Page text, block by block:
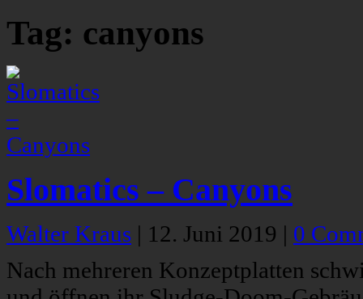
Tag: canyons
Slomatics – Canyons
Walter Kraus | 12. Juni 2019 | 0
Nach mehreren Konzeptplatten